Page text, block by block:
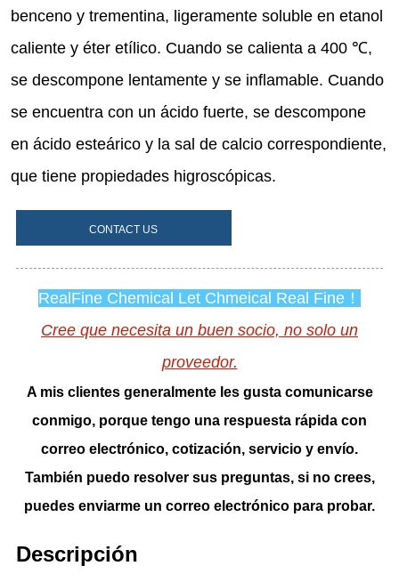
CONTACT US